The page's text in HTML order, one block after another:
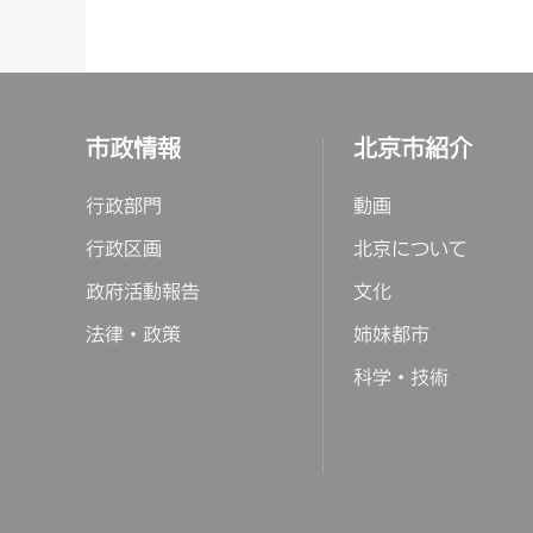
市政情報
行政部門
行政区画
政府活動報告
法律・政策
北京市紹介
動画
北京について
文化
姉妹都市
科学・技術